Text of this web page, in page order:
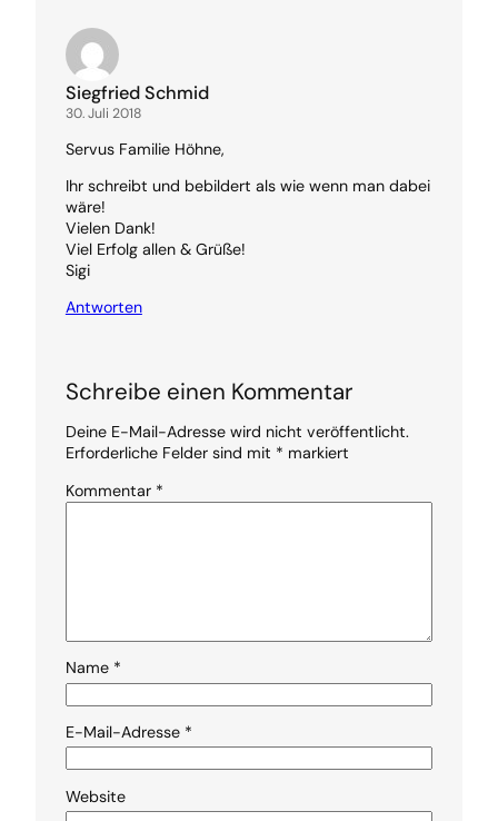
Siegfried Schmid
30. Juli 2018
Servus Familie Höhne,
Ihr schreibt und bebildert als wie wenn man dabei
wäre!
Vielen Dank!
Viel Erfolg allen & Grüße!
Sigi
Antworten
Schreibe einen Kommentar
Deine E-Mail-Adresse wird nicht veröffentlicht.
Erforderliche Felder sind mit * markiert
Kommentar *
Name *
E-Mail-Adresse *
Website